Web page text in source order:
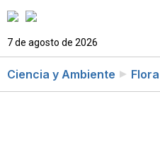
7 de agosto de 2026
Ciencia y Ambiente